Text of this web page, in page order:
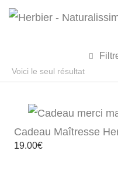
Voici le seul résultat
Cadeau Maîtresse
19.00€